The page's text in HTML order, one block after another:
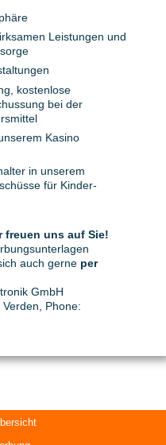
Leistungen und
kostenlose
bei der
Kasino
in unserem
für Kinder-
freuen uns auf Sie!
auch gerne per
GmbH
Phone: